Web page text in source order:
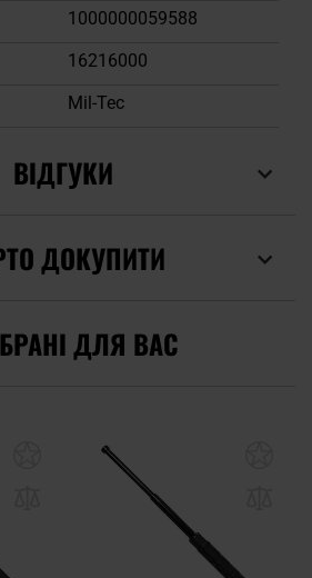
1000000059588
16216000
Mil-Tec
ВІДГУКИ
ДОКУПИТИ
ДЛЯ ВАС